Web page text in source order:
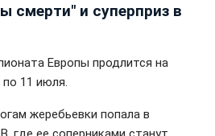
смерти" и суперприз в
Европы продлится на
11 июля.
жеребьевки попала в